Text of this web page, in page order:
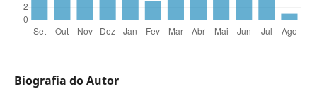
Biografia do Autor